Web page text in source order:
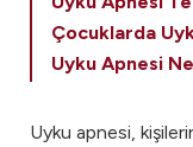
Çocuklarda
Uyku Apnesi
Uyku apnesi,